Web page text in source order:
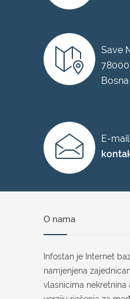
Save
E-mail:
O nama
Infostan je Internet
namjenjena
vlasnicima nekretnina